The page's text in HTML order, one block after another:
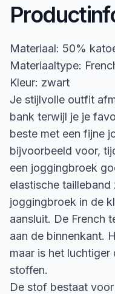
Materiaal: 50%
Materiaaltype:
Kleur: zwart
Je stijlvolle outfit
bank terwijl je je
beste met een fijne
bijvoorbeeld voor,
een joggingbroek
elastische
joggingbroek in de
aansluit. De French
aan de binnenkant.
maar is het
stoffen.
De stof bestaat